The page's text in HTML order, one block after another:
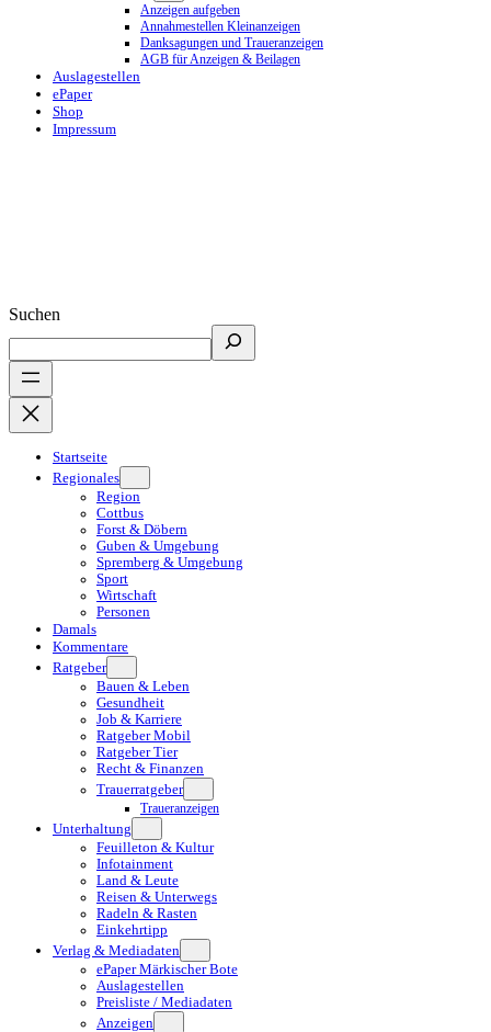
Anzeigen aufgeben
Annahmestellen Kleinanzeigen
Danksagungen und Traueranzeigen
AGB für Anzeigen & Beilagen
Auslagestellen
ePaper
Shop
Impressum
Suchen
Startseite
Regionales
Region
Cottbus
Forst & Döbern
Guben & Umgebung
Spremberg & Umgebung
Sport
Wirtschaft
Personen
Damals
Kommentare
Ratgeber
Bauen & Leben
Gesundheit
Job & Karriere
Ratgeber Mobil
Ratgeber Tier
Recht & Finanzen
Trauerratgeber
Traueranzeigen
Unterhaltung
Feuilleton & Kultur
Infotainment
Land & Leute
Reisen & Unterwegs
Radeln & Rasten
Einkehrtipp
Verlag & Mediadaten
ePaper Märkischer Bote
Auslagestellen
Preisliste / Mediadaten
Anzeigen